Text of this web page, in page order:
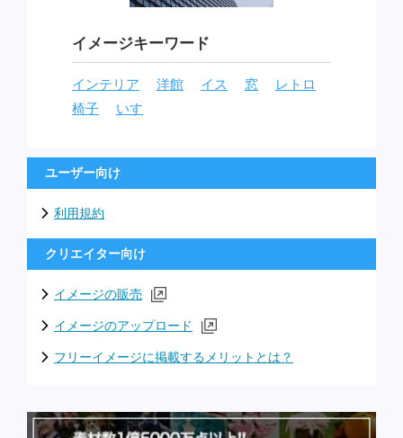
イメージキーワード
インテリア 洋館 イス 窓
レトロ
椅子
いす
ユーザー向け
利用規約
クリエイター向け
イメージの販売
イメージのアップロード
フリーイメージに掲載するメリットとは？